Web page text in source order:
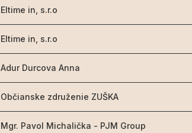
Eltime in, s.r.o
Eltime in, s.r.o
Adur Durcova Anna
Občianske združenie ZUŠKA
Mgr. Pavol Michalička - PJM Group